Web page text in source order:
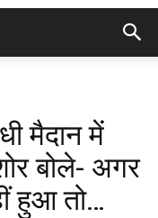
मैदान में
बोले- अगर
हुआ तो…